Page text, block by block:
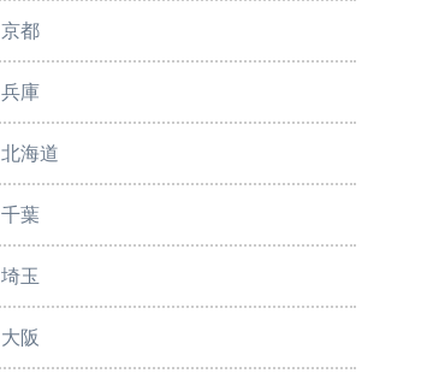
京都
兵庫
北海道
千葉
埼玉
大阪